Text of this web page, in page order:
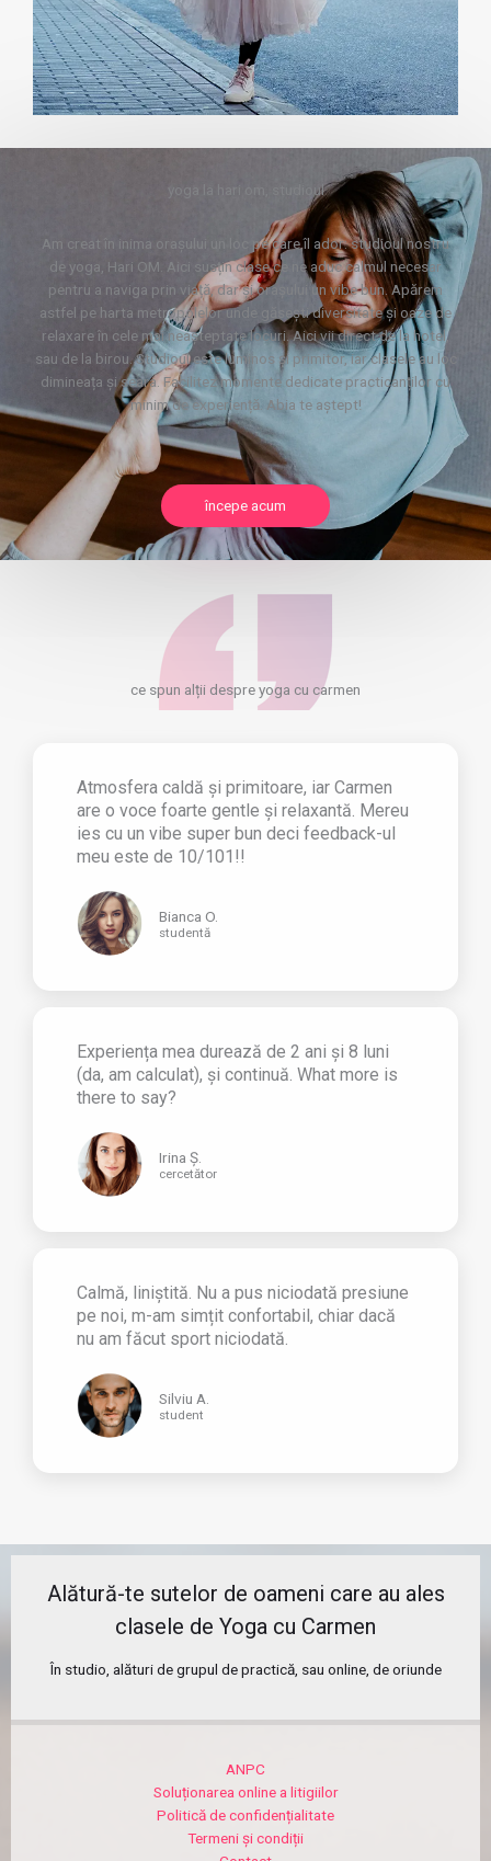
yoga la hari om, studioul
Am creat în inima orașului un loc pe care îl ador: studioul nostru
de yoga, Hari OM. Aici susțin clase ce ne aduc calmul necesar
pentru a naviga prin viață, dar și orașului un vibe bun. Apărem
astfel pe harta metropolelor unde găsești diversitate și oaze de
relaxare în cele mai neașteptate locuri. Aici vii direct de la hotel,
sau de la birou. Studioul este luminos și primitor, iar clasele au loc
dimineața și seara. Facilitez momente dedicate practicanților cu
minim de experiență. Abia te aștept!
începe acum
ce spun alții despre yoga cu carmen
Atmosfera caldă și primitoare, iar Carmen
are o voce foarte gentle și relaxantă. Mereu
ies cu un vibe super bun deci feedback-ul
meu este de 10/101!!
Bianca O.
studentă
Experiența mea durează de 2 ani și 8 luni
(da, am calculat), și continuă. What more is
there to say?
Irina Ș.
cercetător
Calmă, liniștită. Nu a pus niciodată presiune
pe noi, m-am simțit confortabil, chiar dacă
nu am făcut sport niciodată.
Silviu A.
student
Alătură-te sutelor de oameni care au ales
clasele de Yoga cu Carmen
În studio, alături de grupul de practică, sau online, de oriunde
ANPC
Soluționarea online a litigiilor
Politică de confidențialitate
Termeni și condiții